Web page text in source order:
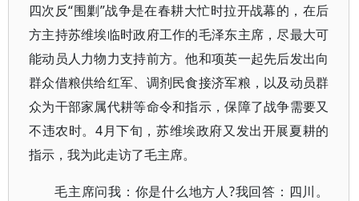
四次反“围剿”战争是在春耕大忙时拉开战幕的，在后
方主持苏维埃临时政府工作的毛泽东主席，尽最大可
能动员人力物力支持前方。他和项英一起先后发出向
群众借粮供给红军、调剂民食接济军粮，以及动员群
众为干部家属代耕等命令和指示，保障了战争需要又
不违农时。4月下旬，苏维埃政府又发出开展夏耕的
指示，我为此走访了毛主席。
毛主席问我：你是什么地方人?我回答：四川。